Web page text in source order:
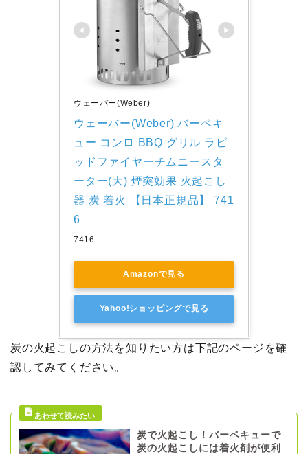
ウェーバー(Weber)
ウェーバー(Weber) バーベキ
ュー コンロ BBQ グリル ラピ
ッドファイヤーチムニースタ
ーター(大) 煙突効果 火起こし
器 炭 着火 【日本正規品】 741
6
7416
Amazonで見る
Yahoo!ショッピングで見る
炭の火起こしの方法を知りたい方は下記のページを確
認してみてください。
炭で火起こし！バーベキューで
炭の火起こしには着火剤が便利